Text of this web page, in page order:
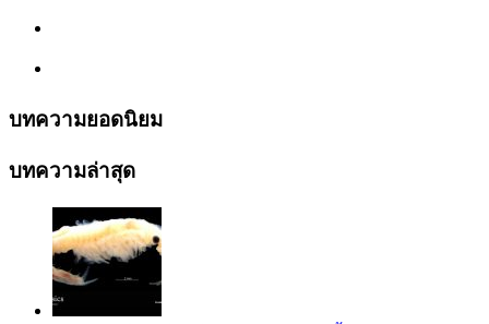
บทความยอดนิยม
บทความล่าสุด